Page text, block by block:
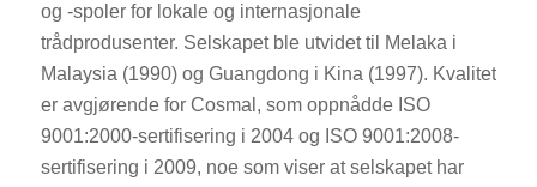
og -spoler for lokale og internasjonale
trådprodusenter. Selskapet ble utvidet til Melaka i
Malaysia (1990) og Guangdong i Kina (1997). Kvalitet
er avgjørende for Cosmal, som oppnådde ISO
9001:2000-sertifisering i 2004 og ISO 9001:2008-
sertifisering i 2009, noe som viser at selskapet har